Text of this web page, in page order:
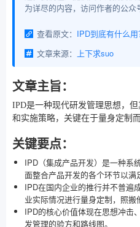
为详尽的内容，访问作者的公众
查看原文： IPD到底有什么用
文章来源：
上下求suo
文章主旨：
IPD是一种现代研发管理思想，
和实施策略，关键在于量身定制
关键要点：
IPD（集成产品开发）是一种系
面整合产品开发的各个环节以满
IPD在国内企业的推行并不普遍
业实际情况进行量身定制，照搬
IPD的核心价值体现在思想冲击
发管理的验方和路线图。